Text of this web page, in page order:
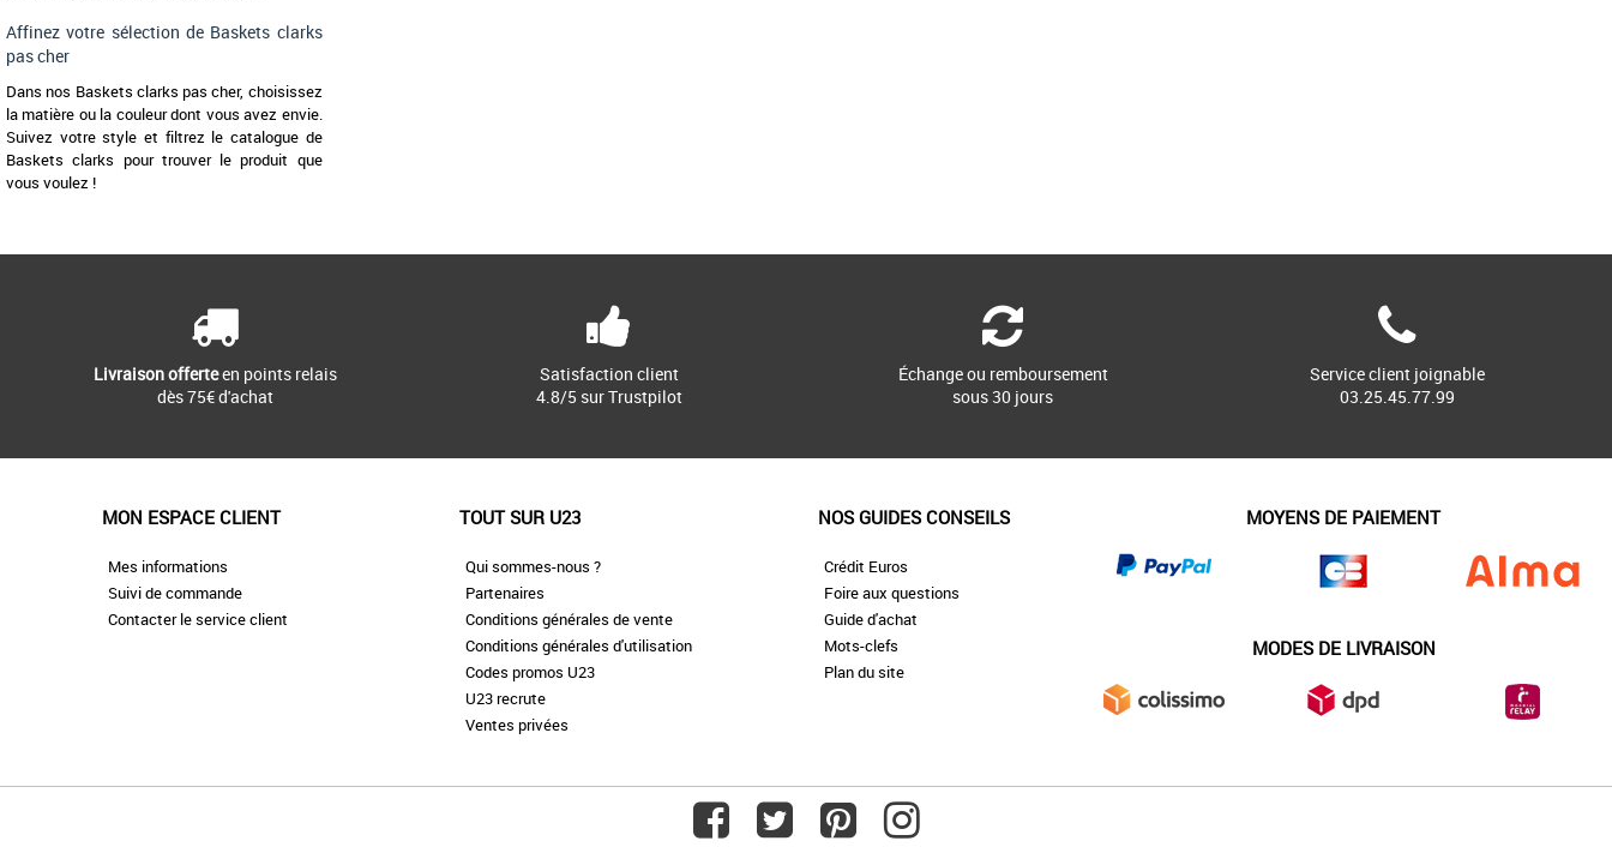
Affinez votre sélection de Baskets clarks
pas cher
Dans nos Baskets clarks pas cher, choisissez
la matière ou la couleur dont vous avez envie.
Suivez votre style et filtrez le catalogue de
Baskets clarks pour trouver le produit que
vous voulez !
Livraison offerteen points relais
dès 75€ d'achat
Satisfaction client
4.8/5 sur Trustpilot
Échange ou remboursement
sous 30 jours
Service client joignable
03.25.45.77.99
MON ESPACE CLIENT
Mes informations
Suivi de commande
Contacter le service client
TOUT SUR U23
Qui sommes-nous ?
Partenaires
Conditions générales de vente
Conditions générales d'utilisation
Codes promos U23
U23 recrute
Ventes privées
NOS GUIDES CONSEILS
Crédit Euros
Foire aux questions
Guide d'achat
Mots-clefs
Plan du site
MOYENS DE PAIEMENT
MODES DE LIVRAISON